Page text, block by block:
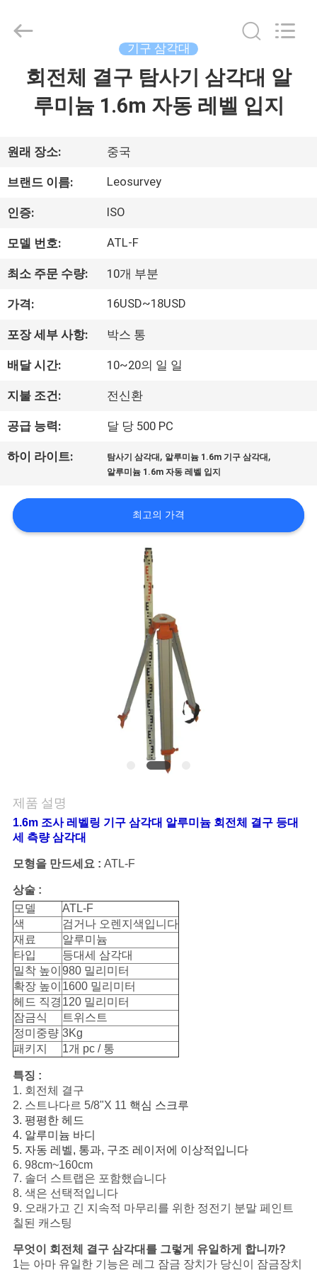
품
우
리
하
여
공
장
여
품
인
용
문
을
요
구
하
세
요
사
이
트
맵
PRIVACY
POLICY
2021
Instrument
기구 삼각대
회전체 결구 탐사기 삼각대 알
루미늄 1.6m 자동 레벨 입지
원래 장소: 중국
브랜드 이름: Leosurvey
인증: ISO
모델 번호: ATL-F
최소 주문 수량: 10개 부분
가격: 16USD~18USD
포장 세부 사항: 박스 통
배달 시간: 10~20의 일 일
지불 조건: 전신환
공급 능력: 달 당 500 PC
하이 라이트: 탐사기 삼각대 , 알루미늄 1.6m 기구 삼각대 ,
알루미늄 1.6m 자동 레벨 입지
최고의 가격
제품 설명
1.6m 조사 레벨링 기구 삼각대 알루미늄 회전체 결구 등대
세 측량 삼각대
모형을 만드세요 : ATL-F
상술 :
모델
ATL-F
색
검거나 오렌지색입니다
재료
알루미늄
타입
등대세 삼각대
밀착 높이 980 밀리미터
확장 높이 1600 밀리미터
헤드 직경 120 밀리미터
잠금식
트위스트
정미중량 3Kg
패키지
1개 pc / 통
특징 :
1. 회전체 결구
2. 스트나다르 5/8"X 11 핵심 스크루
3. 평평한 헤드
4. 알루미늄 바디
5. 자동 레벨, 통과, 구조 레이저에 이상적입니다
6. 98cm~160cm
7. 솔더 스트랩은 포함했습니다
8. 색은 선택적입니다
9. 오래가고 긴 지속적 마무리를 위한 정전기 분말 페인트
칠된 캐스팅
무엇이 회전체 결구 삼각대를 그렇게 유일하게 합니까?
1는 아마 유일한 기능은 레그 잠금 장치가 당신이 잠금장치